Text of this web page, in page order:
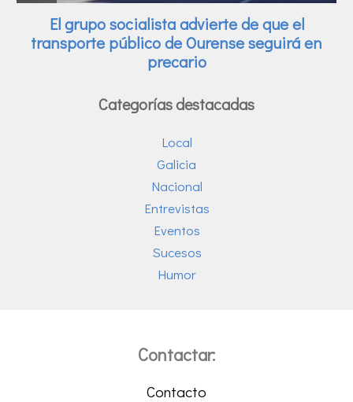
Categorías destacadas
Local
Galicia
Nacional
Entrevistas
Eventos
Sucesos
Humor
Contactar:
Contacto